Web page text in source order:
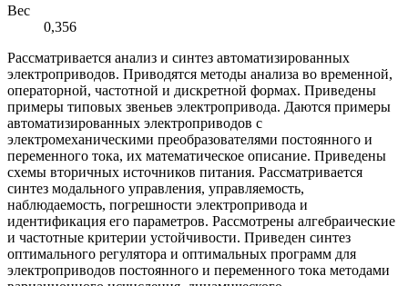
Вес
0,356
Рассматривается анализ и синтез автоматизированных
электроприводов. Приводятся методы анализа во временной,
операторной, частотной и дискретной формах. Приведены
примеры типовых звеньев электропривода. Даются примеры
автоматизированных электроприводов с
электромеханическими преобразователями постоянного и
переменного тока, их математическое описание. Приведены
схемы вторичных источников питания. Рассматривается
синтез модального управления, управляемость,
наблюдаемость, погрешности электропривода и
идентификация его параметров. Рассмотрены алгебраические
и частотные критерии устойчивости. Приведен синтез
оптимального регулятора и оптимальных программ для
электроприводов постоянного и переменного тока методами